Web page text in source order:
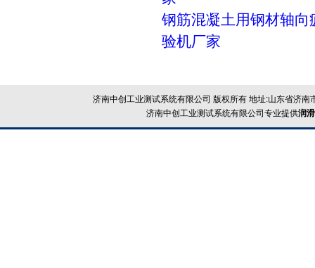
钢筋混凝土用钢材轴向
验机厂家
济南中创工业测试系统有限公司 版权所有 地址:山东省济
济南中创工业测试系统有限公司专业提供润